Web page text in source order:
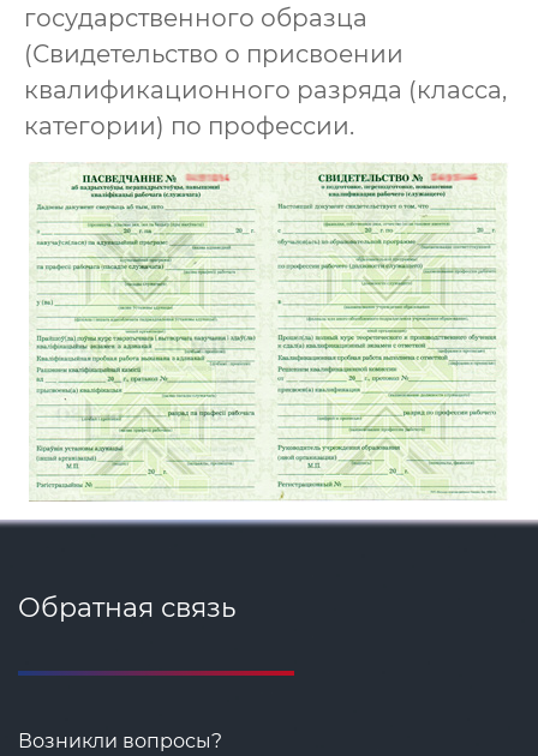
государственного образца
(Свидетельство о присвоении
квалификационного разряда (класса,
категории) по профессии.
Обратная связь
Возникли вопросы?